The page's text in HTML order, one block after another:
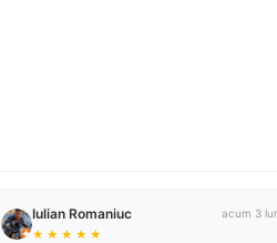
Iulian Romaniuc
★ ★ ★ ★ ★
acum 3